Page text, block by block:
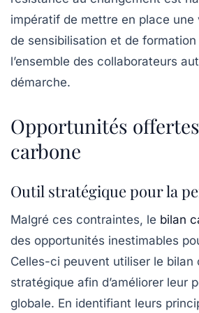
impératif de mettre en place
de sensibilisation et de
l’ensemble des collaborateurs
démarche.
Opportunités
carbone
Outil stratégique pour la
Malgré ces contraintes, le bilan
des opportunités inestimables
Celles-ci peuvent utiliser le bilan
stratégique afin d’améliorer leur
globale. En identifiant leurs